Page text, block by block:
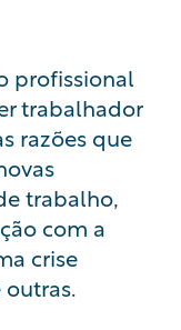
profissional
trabalhador
razões que
trabalho,
com a
crise